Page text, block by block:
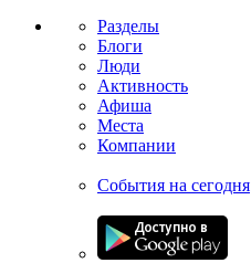
Разделы
Блоги
Люди
Активность
Афиша
Места
Компании
События на сегодня